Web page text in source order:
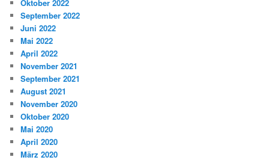
Oktober 2022
September 2022
Juni 2022
Mai 2022
April 2022
November 2021
September 2021
August 2021
November 2020
Oktober 2020
Mai 2020
April 2020
März 2020